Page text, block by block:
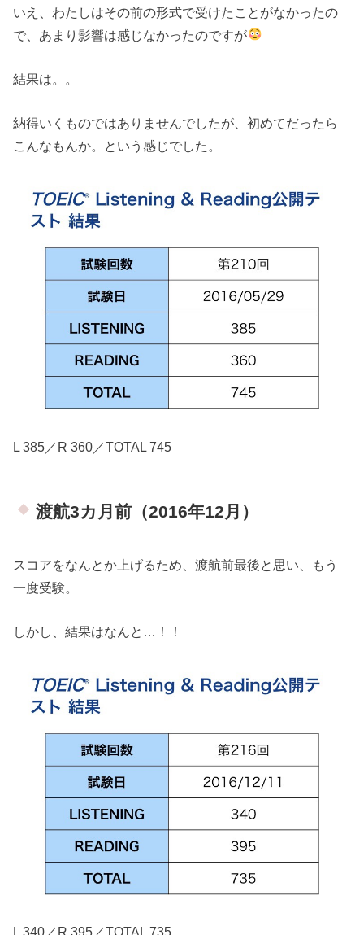
いえ、わたしはその前の形式で受けたことがなかったの
で、あまり影響は感じなかったのですが
結果は。。
納得いくものではありませんでしたが、初めてだったら
こんなもんか。という感じでした。
L 385／R 360／TOTAL 745
渡航3カ月前（2016年12月）
スコアをなんとか上げるため、渡航前最後と思い、もう
一度受験。
しかし、結果はなんと…！！
L 340／R 395／TOTAL 735